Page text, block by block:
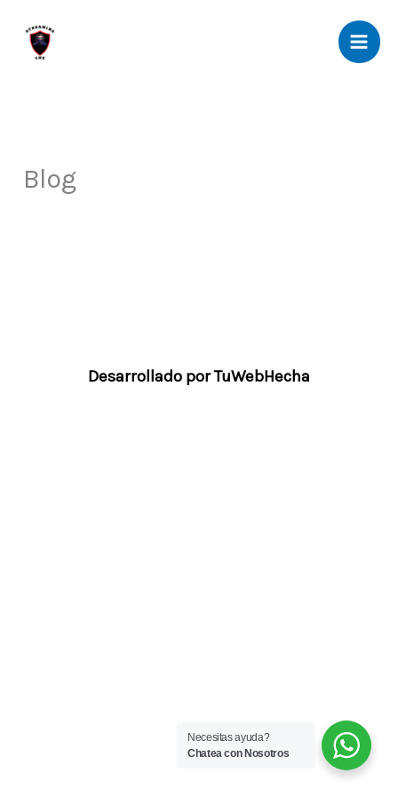
contenido
Blog
Desarrollado por TuWebHecha
Necesitas ayuda?
Chatea con Nosotros